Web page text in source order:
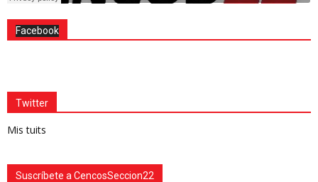
Facebook
Twitter
Mis tuits
Suscríbete a CencosSeccion22